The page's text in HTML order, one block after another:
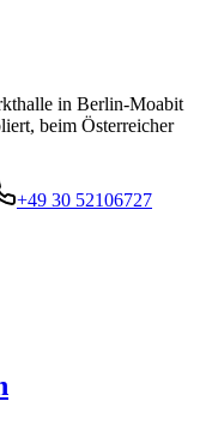
in Berlin-Moabit
beim Österreicher
+49 30 52106727